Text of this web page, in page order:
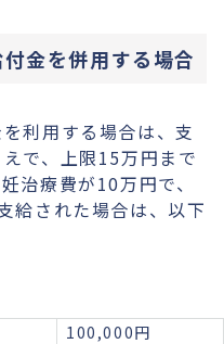
金を併用する場合
利用する場合は、支
で、上限15万円まで
治療費が10万円で、
給された場合は、以下
100,000円